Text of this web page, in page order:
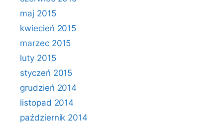
maj 2015
kwiecień 2015
marzec 2015
luty 2015
styczeń 2015
grudzień 2014
listopad 2014
październik 2014